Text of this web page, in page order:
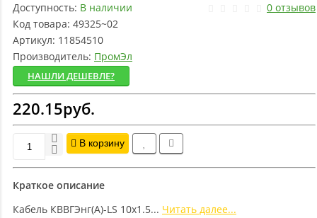
Доступность: В наличии
0 отзывов
Код товара: 49325~02
Артикул: 11854510
Производитель: ПромЭл
НАШЛИ ДЕШЕВЛЕ?
220.15руб.
В корзину
Краткое описание
Кабель КВВГЭнг(А)-LS 10х1.5... Читать далее...